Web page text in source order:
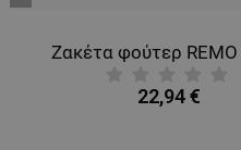
22,94 €